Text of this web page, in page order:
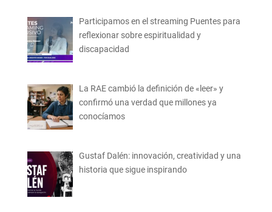
Participamos en el streaming Puentes para
reflexionar sobre espiritualidad y
discapacidad
La RAE cambió la definición de «leer» y
confirmó una verdad que millones ya
conocíamos
Gustaf Dalén: innovación, creatividad y una
historia que sigue inspirando